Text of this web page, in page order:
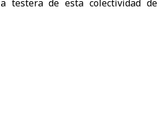
testera de esta colectividad de